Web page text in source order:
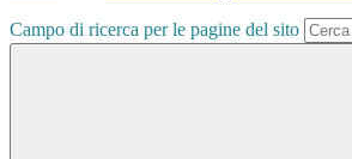
Campo di ricerca per le pagine del sito